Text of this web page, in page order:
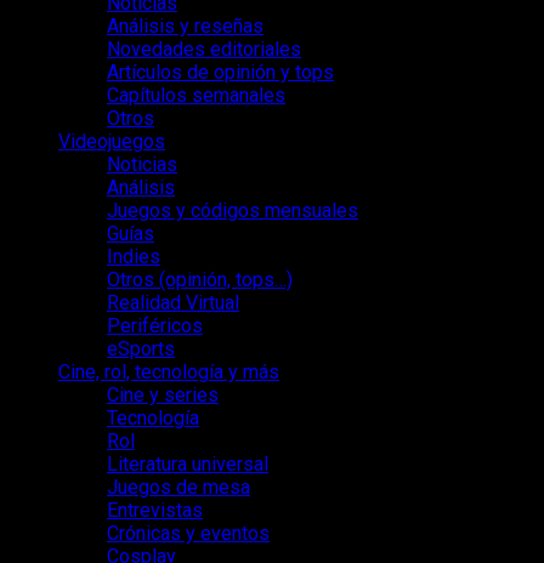
Análisis y reseñas
Novedades editoriales
Artículos de opinión y tops
Capítulos semanales
Otros
Videojuegos
Noticias
Análisis
Juegos y códigos mensuales
Guías
Indies
Otros (opinión, tops…)
Realidad Virtual
Periféricos
eSports
Cine, rol, tecnología y más
Cine y series
Tecnología
Rol
Literatura universal
Juegos de mesa
Entrevistas
Crónicas y eventos
Cosplay